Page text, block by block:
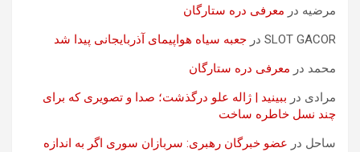
مرضیه در معرفی دره ستارگان
SLOT GACOR در جعبه سیاه هواپیمای آذربایجانی پیدا شد
محمد در معرفی دره ستارگان
مرادی در ببینید | ژاله علو درگذشت؛ صدا و تصویری که برای
چند نسل خاطره ساخت
ساحل در عضو خبرگان رهبری: سربازان سوری اگر به اندازه